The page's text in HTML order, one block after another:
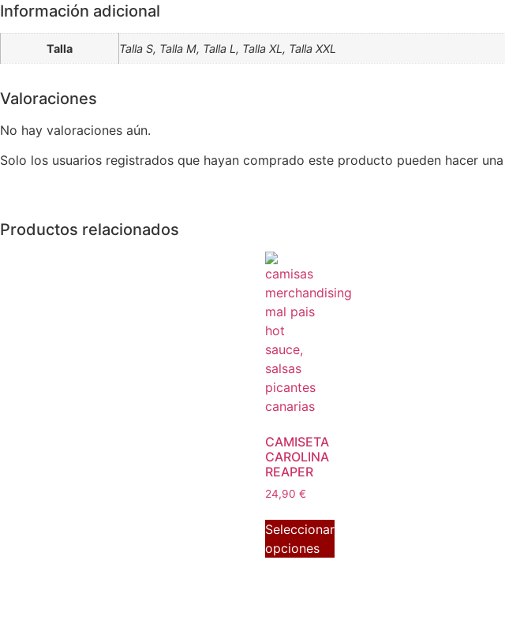
Información adicional
Talla Talla S, Talla M, Talla L, Talla XL, Talla XXL
Valoraciones
No hay valoraciones aún.
Solo los usuarios registrados que hayan comprado este producto pueden hacer
Productos relacionados
CAMISETA
CAROLINA
REAPER
24,90 €
Seleccionar
opciones